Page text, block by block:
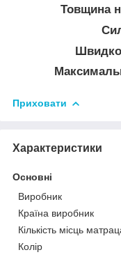
Товщина
Приховати
Характеристики
Основні
Виробник
Країна виробник
Кількість місць
Колір